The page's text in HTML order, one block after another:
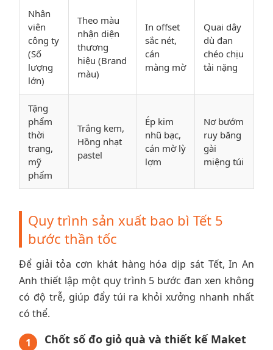
Nhân
viên
công ty
(Số
lượng
lớn)
Theo màu
nhận diện
thương
hiệu (Brand
màu)
In offset
sắc nét,
cán
màng mờ
Quai dây
dù đan
chéo chịu
tải nặng
Tặng
phẩm
thời
trang,
mỹ
phẩm
Trắng kem,
Hồng nhạt
pastel
Ép kim
nhũ bạc,
cán mờ lỳ
lợm
Nơ bướm
ruy băng
gài
miệng túi
Quy trình sản xuất bao bì Tết 5
bước thần tốc
Để giải tỏa cơn khát hàng hóa dịp sát Tết, In An
Anh thiết lập một quy trình 5 bước đan xen không
có độ trễ, giúp đẩy túi ra khỏi xưởng nhanh nhất
có thể.
1
Chốt số đo giỏ quà và thiết kế Maket